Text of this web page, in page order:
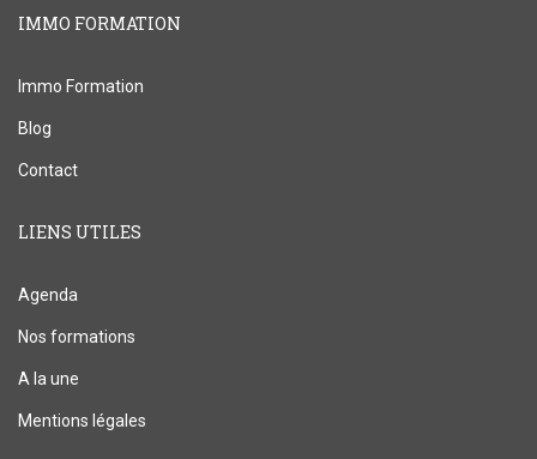
IMMO FORMATION
Immo Formation
Blog
Contact
LIENS UTILES
Agenda
Nos formations
A la une
Mentions légales